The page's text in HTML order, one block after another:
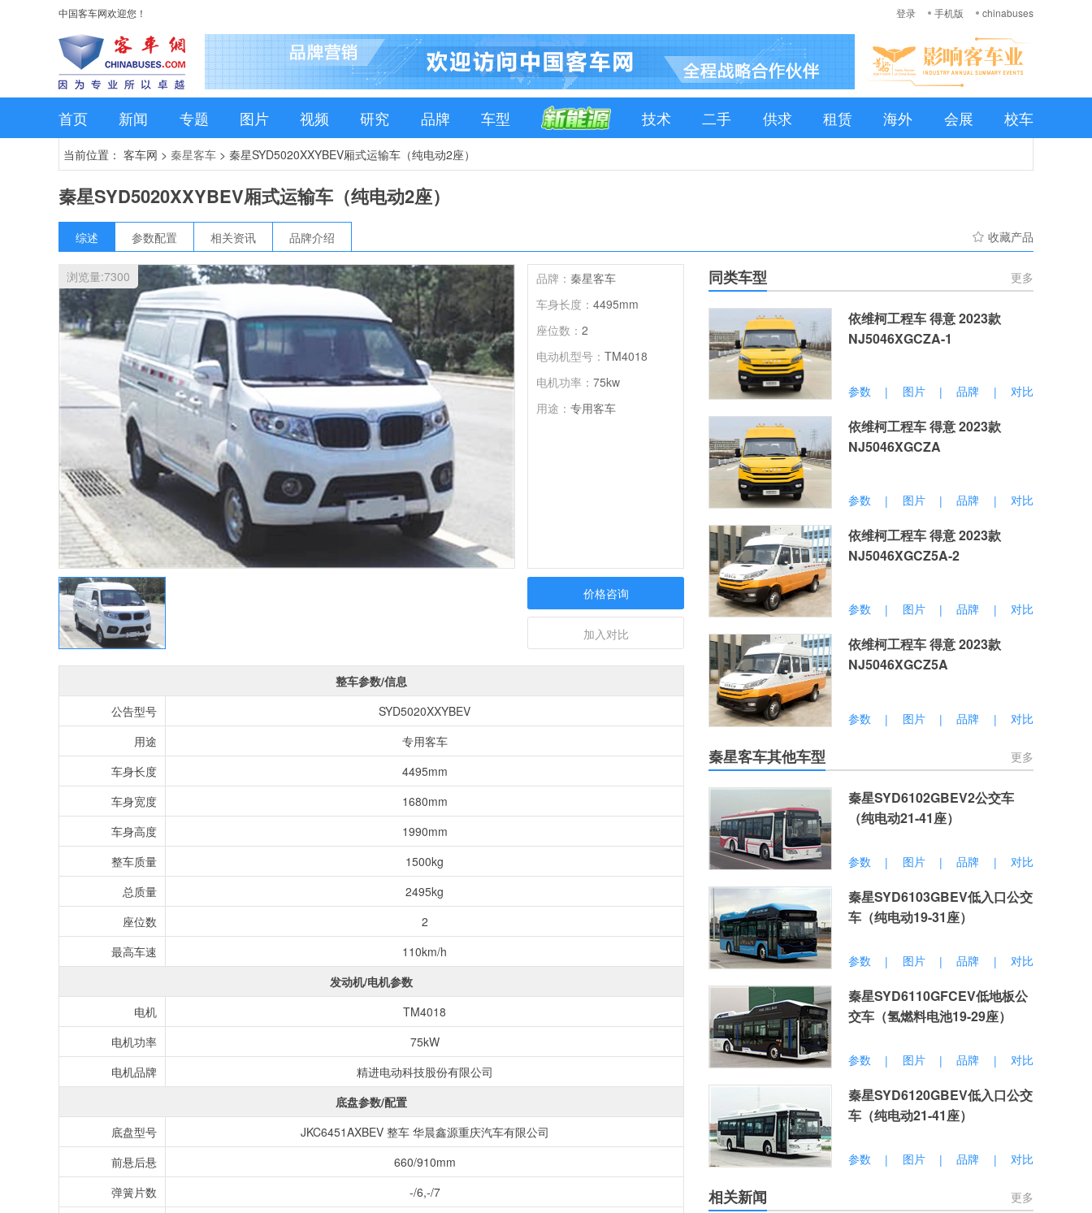
中国客车网欢迎您！ 登录 手机版 chinabuses
首页 新闻 专题 图片 视频 研究 品牌 车型 技术 二手 供求 租赁 海外 会展 校车
当前位置： 客车网 > 秦星客车 > 秦星SYD5020XXYBEV厢式运输车（纯电动2座）
秦星SYD5020XXYBEV厢式运输车（纯电动2座）
综述 参数配置 相关资讯 品牌介绍 收藏产品
浏览量:7300 品牌： 秦星客车
车身长度： 4495mm
座位数： 2
电动机型号： TM4018
电机功率： 75kw
用途： 专用客车
价格咨询
加入对比
整车参数/信息
公告型号
SYD5020XXYBEV
用途
专用客车
车身长度
4495mm
车身宽度
1680mm
车身高度
1990mm
整车质量
1500kg
总质量
2495kg
座位数
2
最高车速
110km/h
发动机/电机参数
电机
TM4018
电机功率
75kW
电机品牌
精进电动科技股份有限公司
底盘参数/配置
底盘型号
JKC6451AXBEV 整车 华晨鑫源重庆汽车有限公司
前悬后悬
660/910mm
弹簧片数
-/6,-/7
同类车型 更多
依维柯工程车 得意 2023款
NJ5046XGCZA-1
参数 | 图片 | 品牌 | 对比
依维柯工程车 得意 2023款
NJ5046XGCZA
参数 | 图片 | 品牌 | 对比
依维柯工程车 得意 2023款
NJ5046XGCZ5A-2
参数 | 图片 | 品牌 | 对比
依维柯工程车 得意 2023款
NJ5046XGCZ5A
参数 | 图片 | 品牌 | 对比
秦星客车其他车型 更多
秦星SYD6102GBEV2公交车
（纯电动21-41座）
参数 | 图片 | 品牌 | 对比
秦星SYD6103GBEV低入口公交
车（纯电动19-31座）
参数 | 图片 | 品牌 | 对比
秦星SYD6110GFCEV低地板公
交车（氢燃料电池19-29座）
参数 | 图片 | 品牌 | 对比
秦星SYD6120GBEV低入口公交
车（纯电动21-41座）
参数 | 图片 | 品牌 | 对比
相关新闻 更多